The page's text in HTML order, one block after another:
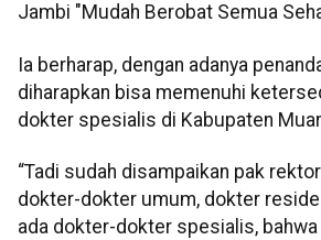
Jambi "Mudah Berobat Semua
Ia berharap, dengan adanya
diharapkan bisa memenuhi
dokter spesialis di Kabupaten
“Tadi sudah disampaikan pak
dokter-dokter umum, dokter
ada dokter-dokter spesialis, bahwa